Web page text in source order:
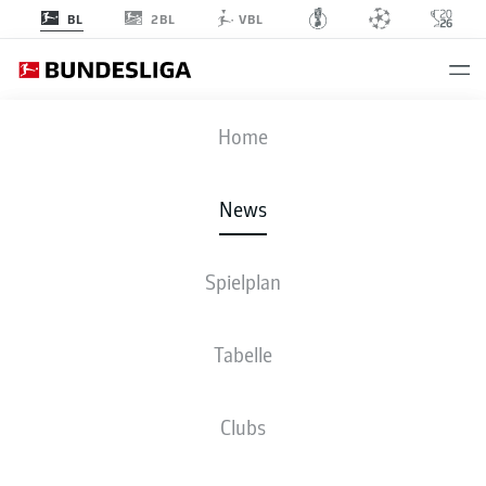
BL 2BL VBL
Home
News
Spielplan
Tabelle
Clubs
STUTTGART BUCHT DIE KÖNIGSKLASSE